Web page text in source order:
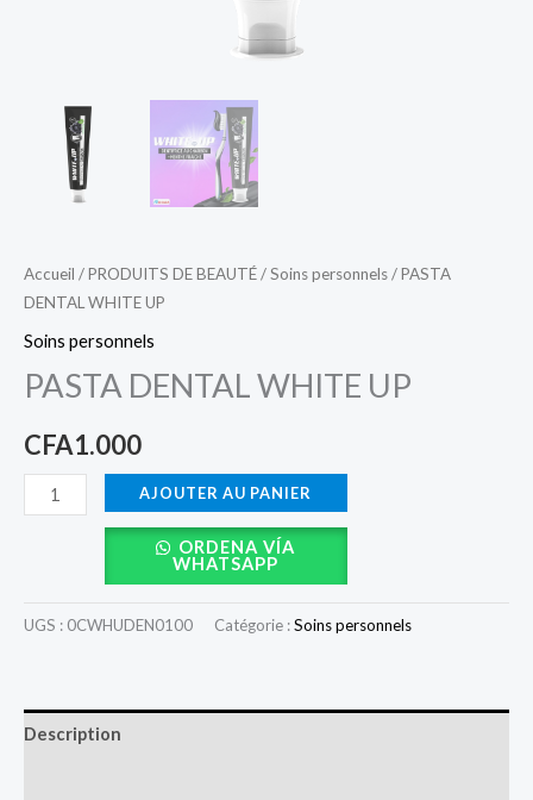
Accueil /PRODUITS DE BEAUTÉ/Soins personnels/ PASTA
DENTAL WHITE UP
Soins personnels
PASTA DENTAL WHITE UP
CFA1.000
AJOUTER AU PANIER
ORDENA VÍA
WHATSAPP
UGS : 0CWHUDEN0100 Catégorie :Soins personnels
Description